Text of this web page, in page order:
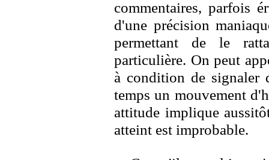
commentaires, parfois
d'une précision
permettant de le
particulière. On peut
à condition de signaler
temps un mouvement
attitude implique
atteint est improbable.